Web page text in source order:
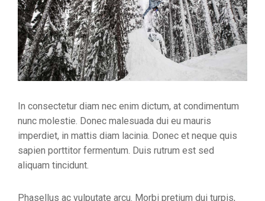
In consectetur diam nec enim dictum, at condimentum
nunc molestie. Donec malesuada dui eu mauris
imperdiet, in mattis diam lacinia. Donec et neque quis
sapien porttitor fermentum. Duis rutrum est sed
aliquam tincidunt.
Phasellus ac vulputate arcu. Morbi pretium dui turpis,